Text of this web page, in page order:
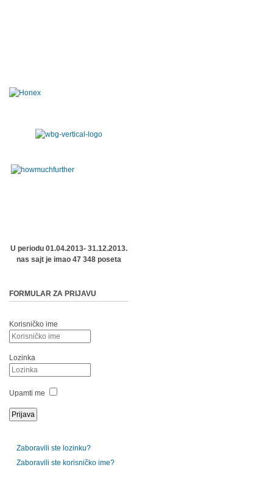
U periodu 01.04.2013- 31.12.2013.
nas sajt je imao 47 348 poseta
FORMULAR ZA PRIJAVU
Korisničko ime
Lozinka
Upamti me
Zaboravili ste lozinku?
Zaboravili ste korisničko ime?